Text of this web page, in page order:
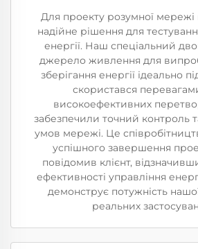
Для проекту розумної мережі
надійне рішення для
енергії. Наш спеціальний
джерело живлення для
зберігання енергії ідеально
скористався
високоефективних
забезпечили точний контроль
умов мережі. Це
успішного завершення
повідомив клієнт,
ефективності управління
демонструє потужність
реальних